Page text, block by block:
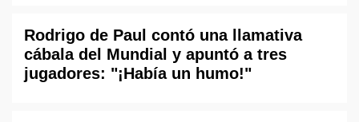
Rodrigo de Paul contó una llamativa
cábala del Mundial y apuntó a tres
jugadores: "¡Había un humo!"